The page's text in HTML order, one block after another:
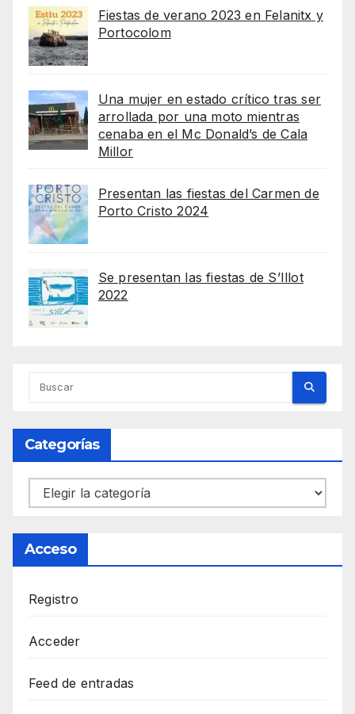
Fiestas de verano 2023 en Felanitx y
Portocolom
Una mujer en estado crítico tras ser
arrollada por una moto mientras
cenaba en el Mc Donald’s de Cala
Millor
Presentan las fiestas del Carmen de
Porto Cristo 2024
Se presentan las fiestas de S’Illot
2022
Categorías
Categorías
Acceso
Registro
Acceder
Feed de entradas